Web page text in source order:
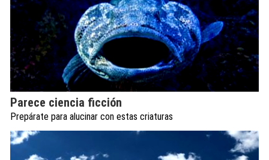
Parece ciencia ficción
Prepárate para alucinar con estas criaturas